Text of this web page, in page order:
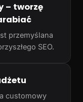
– tworzę
przemyślana
SEO.
customowy